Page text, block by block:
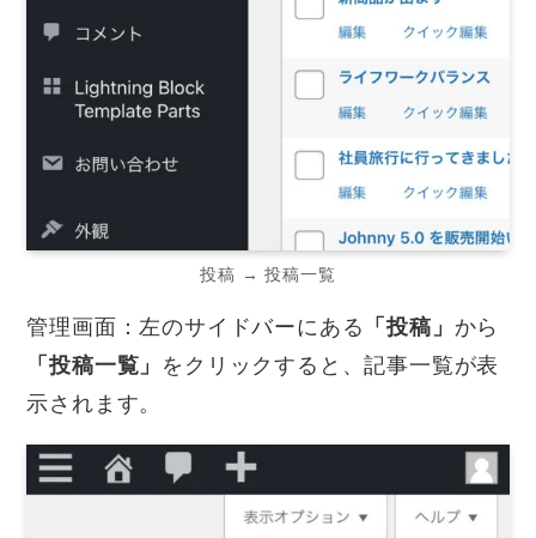
投稿 → 投稿一覧
管理画面：左のサイドバーにある 「投稿」 から
「投稿一覧」 をクリックすると、記事一覧が表
示されます。